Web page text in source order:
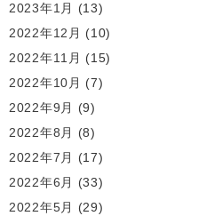
2023年1月
(13)
2022年12月 (10)
2022年11月 (15)
2022年10月 (7)
2022年9月
(9)
2022年8月
(8)
2022年7月
(17)
2022年6月
(33)
2022年5月
(29)